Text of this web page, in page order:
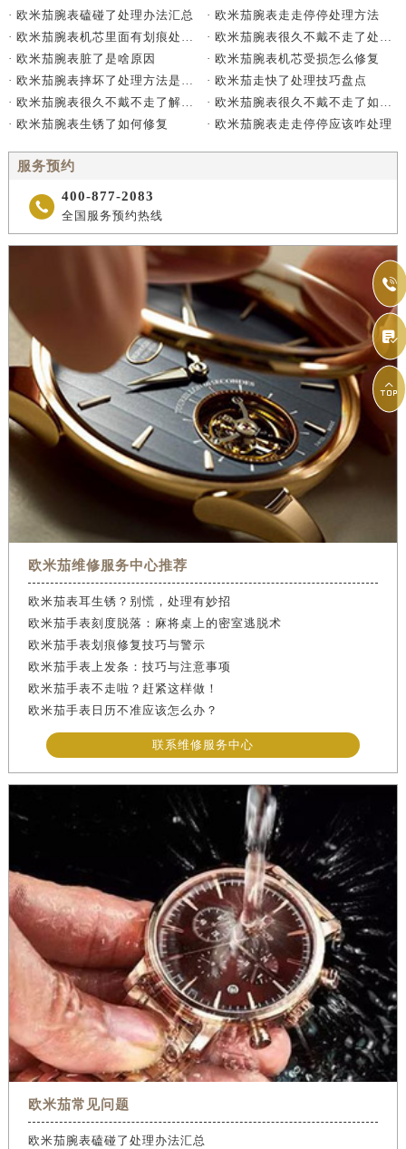
· 欧米茄腕表磕碰了处理办法汇总
· 欧米茄腕表机芯里面有划痕处理办法详解
· 欧米茄腕表脏了是啥原因
· 欧米茄腕表摔坏了处理方法是什么
· 欧米茄腕表很久不戴不走了解决方法是什么
· 欧米茄腕表生锈了如何修复
· 欧米茄腕表走走停停处理方法
· 欧米茄腕表机芯受损怎么修复
· 欧米茄走快了处理技巧盘点
· 欧米茄腕表走走停停应该咋处理
服务预约
 400-877-2083
全国服务预约热线
欧米茄维修服务中心推荐
欧米茄表耳生锈？别慌，处理有妙招
欧米茄手表刻度脱落：麻将桌上的密室逃脱术
欧米茄手表划痕修复技巧与警示
欧米茄手表上发条：技巧与注意事项
欧米茄手表不走啦？赶紧这样做！
欧米茄手表日历不准应该怎么办？
联系维修服务中心
欧米茄常见问题
欧米茄腕表磕碰了处理办法汇总


